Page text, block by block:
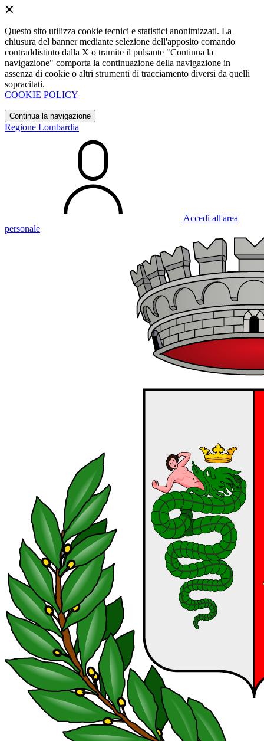
Questo sito utilizza cookie tecnici e statistici anonimizzati. La
chiusura del banner mediante selezione dell'apposito comando
contraddistinto dalla X o tramite il pulsante "Continua la
navigazione" comporta la continuazione della navigazione in
assenza di cookie o altri strumenti di tracciamento diversi da quelli
sopracitati.
COOKIE POLICY
Continua la navigazione
Regione Lombardia
Accedi all'area
personale